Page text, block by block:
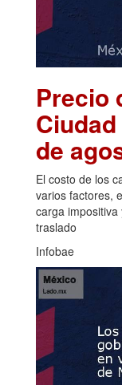
Precio
de
El costo de los
varios factores,
carga
traslado
Infobae